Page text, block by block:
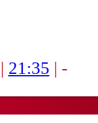
21:35 | -